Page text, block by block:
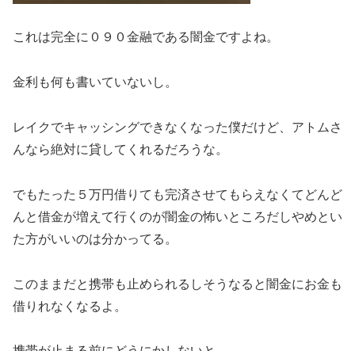
これは完全に０９０金融である闇金ですよね。
金利も何も書いていないし。
レイクでキャッシングできなくなった僕だけど、アトムさ
んなら絶対に貸してくれるだろうな。
でもたった５万円借りても完済させてもらえなくてどんど
んと借金が増えて行くのが闇金の怖いところだしやめとい
た方がいいのは分かってる。
このままだと携帯も止められるしそうなると闇金にお金も
借りれなくなるよ。